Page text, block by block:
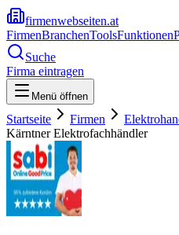
firmenwebseiten.at
FirmenBranchenToolsFunktionen
Suche
Firma eintragen
Menü öffnen
Startseite Firmen
Kärntner Elektrofachhändler